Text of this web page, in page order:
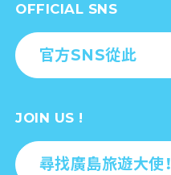
OFFICIAL SNS
官方SNS從此
JOIN US !
尋找廣島旅遊大使！